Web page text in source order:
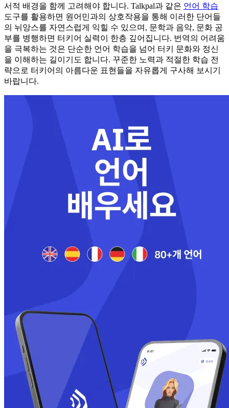
서적 배경을 함께 고려해야 합니다. Talkpal과 같은 언어 학습
도구를 활용하면 원어민과의 상호작용을 통해 이러한 단어들
의 뉘앙스를 자연스럽게 익힐 수 있으며, 문학과 음악, 문화 공
부를 병행하면 터키어 실력이 한층 깊어집니다. 번역의 어려움
을 극복하는 것은 단순한 언어 학습을 넘어 터키 문화와 정신
을 이해하는 길이기도 합니다. 꾸준한 노력과 적절한 학습 전
략으로 터키어의 아름다운 표현들을 자유롭게 구사해 보시기
바랍니다.